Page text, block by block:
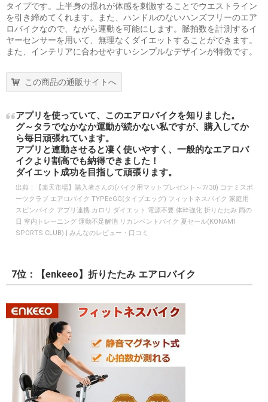
タイプです。上半身の揺れが体感を刺激することでウエストライン
を引き締めてくれます。また、ハンドルのないハンズフリーのエア
ロバイクなので、ながら運動を可能にします。脈拍数を計測するイ
ヤーセンサーを用いて、無理なくダイエットすることができます。
また、インテリアに合わせやすいシンプルなデザインが特徴です。
この商品の通販サイトへ
アプリを使っていて、このエアロバイクを知りました。
グ～タラでなかなか運動が続かない私ですが、購入してか
ら毎日頑張れています。
アプリと連動させると凄く使いやすく、一般的なエアロバ
イクより割高でも納得できました！
ダイエット成功を目指して頑張ります。
出典：
【楽天市場】購入者さんの(バイク用マットプレゼント～7/30) コナミスポ
ーツクラブ エアロバイク TYPEeGG(タイプエッグ) フィットネスバイク 家庭用
スピンバイク アプリ連携 カロリ ダイエット 電源不要 体幹強化 折りたたみ 雨の
日 室内トレーニング 運動不足解消 リカンベントバイク 夏セール(KONAMI
SPORTS CLUB) | みんなのレビュー・口コミ
7位：【enkeeo】折りたたみ エアロバイク